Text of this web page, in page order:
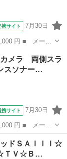
携サイト 7月30日
レード名：
囲カメラ ナ
メラ 両側スラ
スソナー…
携サイト 7月30日
名： Ｘ バッ
ナー 衝突被害
ドＳＡＩＩＩ☆
ＴＶ☆Ｂ…